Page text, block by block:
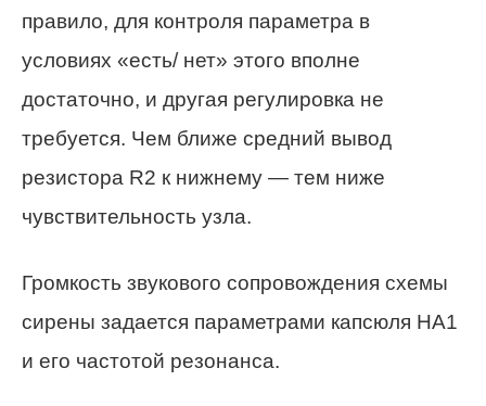
правило, для контроля параметра в
условиях «есть/ нет» этого вполне
достаточно, и другая регулировка не
требуется. Чем ближе средний вывод
резистора R2 к нижнему — тем ниже
чувствительность узла.
Громкость звукового сопровождения схемы
сирены задается параметрами капсюля НА1
и его частотой резонанса.